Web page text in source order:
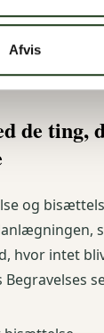
Afvis
de ting,
og
hvor intet